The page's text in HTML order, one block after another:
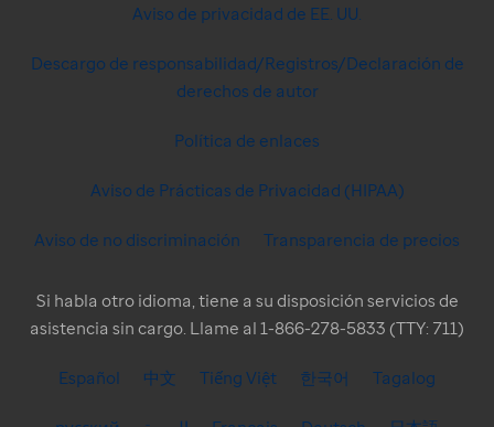
Aviso de privacidad de EE. UU.
Descargo de responsabilidad/Registros/Declaración de
derechos de autor
Política de enlaces
Aviso de Prácticas de Privacidad (HIPAA)
Aviso de no discriminación Transparencia de precios
Si habla otro idioma, tiene a su disposición servicios de
asistencia sin cargo. Llame al 1-866-278-5833 (TTY: 711)
Español 中文 Tiếng Việt 한국어 Tagalog